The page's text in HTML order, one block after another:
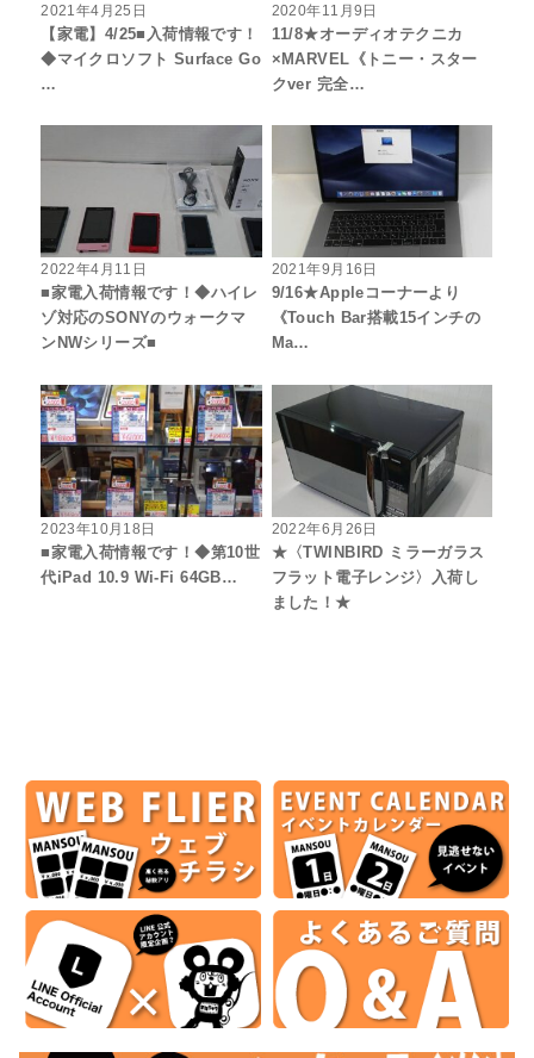
2021年4月25日
【家電】4/25■入荷情報です！
◆マイクロソフト Surface Go
…
2020年11月9日
11/8★オーディオテクニカ
×MARVEL《トニー・スター
クver 完全…
2022年4月11日
■家電入荷情報です！◆ハイレ
ゾ対応のSONYのウォークマ
ンNWシリーズ■
2021年9月16日
9/16★Appleコーナーより
《Touch Bar搭載15インチの
Ma…
2023年10月18日
■家電入荷情報です！◆第10世
代iPad 10.9 Wi-Fi 64GB…
2022年6月26日
★〈TWINBIRD ミラーガラス
フラット電子レンジ〉入荷し
ました！★